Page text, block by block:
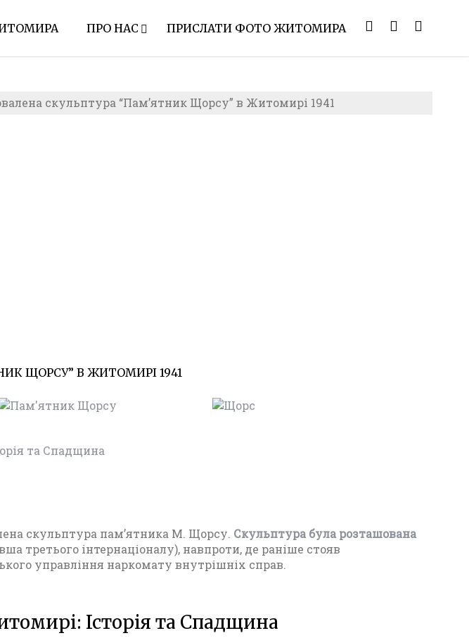
ПРО НАС ПРИСЛАТИ ФОТО ЖИТОМИРА
скульптура “Пам’ятник Щорсу” в Житомирі 1941
17.01.2025
Ф
т
р
а
п
о
ЩОРСУ” В ЖИТОМИРІ 1941
та Спадщина
скульптура пам’ятника М. Щорсу. Скульптура була розташована
третього інтернаціоналу), навпроти, де раніше стояв
управління наркомату внутрішніх справ.
Історія та Спадщина